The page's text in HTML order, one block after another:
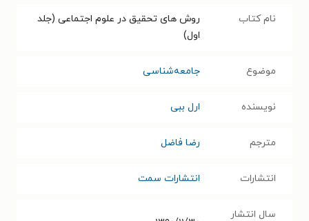
نام کتاب
روش های تحقیق در علوم اجتماعی (جلد
اول)
موضوع جامعه‌شناسی
نویسنده ارل ببی
مترجم رضا فاضل
انتشارات انتشارات سمت
سال انتشار